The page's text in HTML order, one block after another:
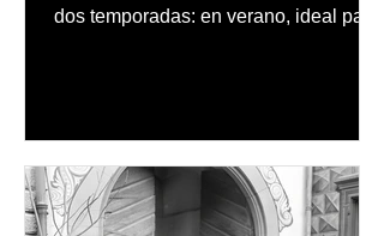
dos temporadas: en verano, ideal para
observación de pingüinos y los días
nevados en las montañas